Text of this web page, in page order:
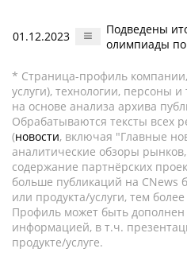
01.12.2023
Подведены
олимпиады
* Страница-профиль
услуги), технологии, персоны
на основе анализа архива
Обрабатываются тексты всех
(новости, включая "Главные
аналитические обзоры
содержание партнёрских
больше публикаций на CNews
или продукта/услуги, тем
Профиль может быть
информацией, в т.ч.
продукте/услуге.